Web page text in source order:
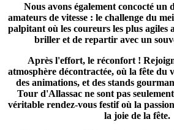
Nous avons également concocté un
amateurs de vitesse : le challenge du
palpitant où les coureurs les plus
briller et de repartir avec un
Après l'effort, le réconfort !
atmosphère décontractée, où la fête du
des animations, et des stands
Tour d'Allassac ne sont pas
véritable rendez-vous festif où la
la joie de la fête.